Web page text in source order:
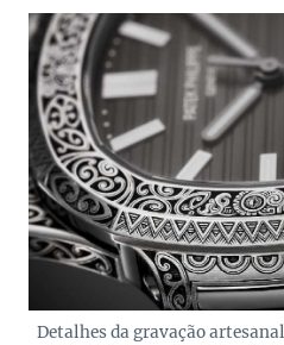
Detalhes da gravação